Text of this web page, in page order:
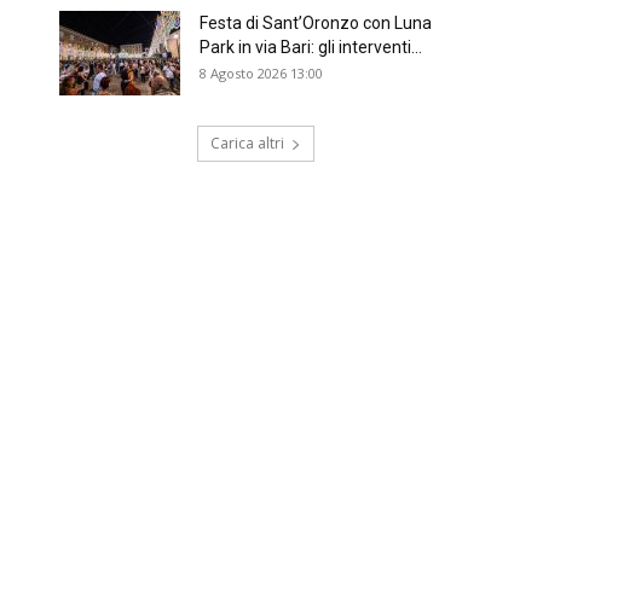
Festa di Sant’Oronzo con Luna
Park in via Bari: gli interventi...
8 Agosto 2026 13:00
Carica altri